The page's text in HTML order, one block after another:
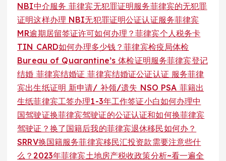
NBI中介服务 菲律宾无犯罪证明服务菲律宾的无犯罪
证明这样办理 NBI无犯罪证明公证认证服务菲律宾
MR逾期居留签证许可如何办理？菲律宾个人税务卡
TIN CARD如何办理多少钱？菲律宾检疫局体检
Bureau of Quarantine’s 体检证明服务菲律宾登记
结婚 菲律宾结婚证 菲律宾结婚证公证认证 服务菲律
宾出生纸证明 新申请/ 补领/遗失 NSO PSA 菲籍出
生纸菲律宾工签办理1-3年工作签证小白如何办理中
国驾驶证换菲律宾驾驶证的公证认证和如何换菲律宾
驾驶证？ 换了国籍后我的菲律宾退休移民如何办？
SRRV换国籍服务菲律宾移民汇投资款需要注意些什
么？ 2023年菲律宾土地房产税收政策分析~看一遍全